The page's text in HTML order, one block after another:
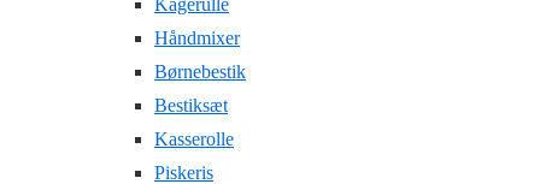
Kagerulle
Håndmixer
Børnebestik
Bestiksæt
Kasserolle
Piskeris